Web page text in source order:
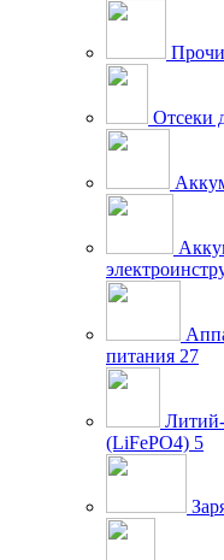
Отсеки
питания 27
(LiFePO4) 5